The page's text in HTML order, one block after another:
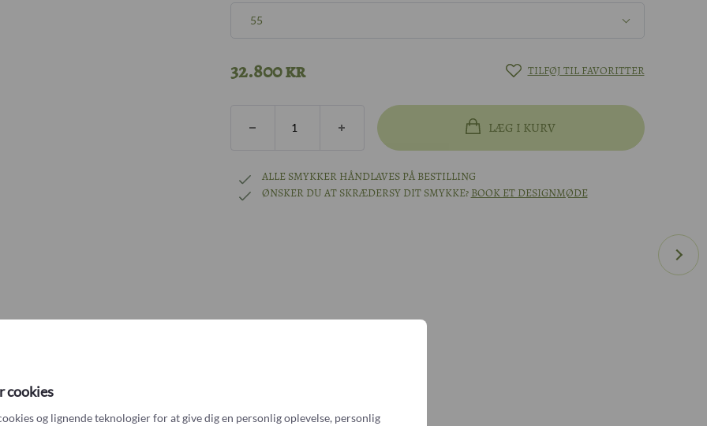
14k rhodineret hvidguld
Platin
48
49
50
58
55
32.800kr TILFØJ TIL FAVORITTER
LÆG I KURV
ALLE SMYKKER HÅNDLAVES PÅ BESTILLING
ØNSKER DU AT SKRÆDERSY DIT SMYKKE? BOOK ET DESIGNMØDE
Måske kan du også lide
cookies
og lignende teknologier for at give dig en personlig oplevelse, personlig